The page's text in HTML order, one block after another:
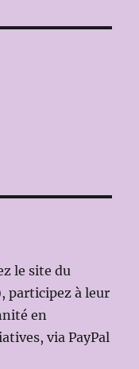
le site du
participez à leur
en
via PayPal